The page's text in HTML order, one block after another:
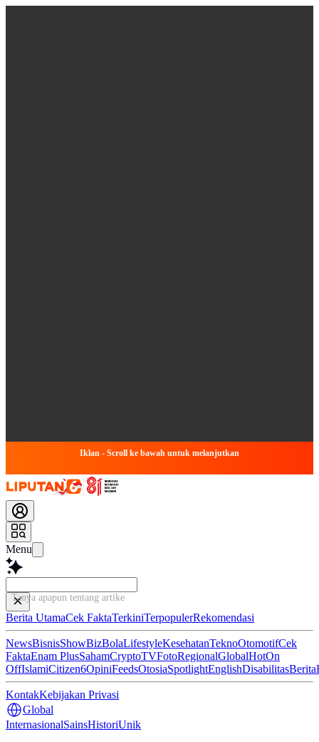
Iklan - Scroll ke bawah untuk melanjutkan
Menu
Tanya apapun tentang artikel ini...
Berita UtamaCek FaktaTerkiniTerpopulerRekomendasi
NewsBisnisShowBizBolaLifestyleKesehatanTeknoOtomotifCek
FaktaEnam PlusSahamCryptoTVFotoRegionalGlobalHotOn
OffIslamiCitizen6OpiniFeedsOtosiaSpotlightEnglishDisabilitasBerita
KontakKebijakan Privasi
Global
InternasionalSainsHistoriUnik